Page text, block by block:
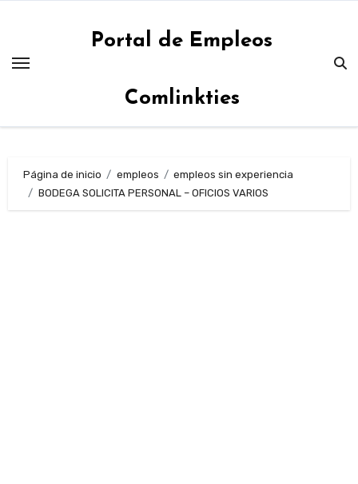
contenido
Portal de Empleos
Comlinkties
Página de inicio empleos
empleos sin experiencia
BODEGA SOLICITA PERSONAL – OFICIOS VARIOS